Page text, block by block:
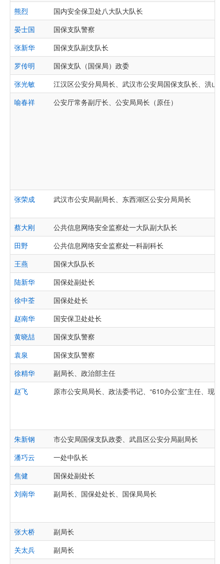
熊烈
国内安全保卫处八大队大队长
晏士国
国保支队警察
张新华
国保支队副支队长
罗传明
国保支队（国保局）政委
张光敏
江汉区公安分局局长、武汉市公安局国保支队长、洪
喻春祥
公安厅常务副厅长、公安局局长（原任）
张荣成 武汉市公安局副局长、东西湖区公安分局局长
蔡大刚
公共信息网络安全监察处一大队副大队长
田野
公共信息网络安全监察处一科副科长
王燕
国保大队队长
陆新华
国保处副处长
徐中荃
国保处处长
赵南华
国安保卫处处长
黄晓喆
国保支队警察
袁泉
国保支队警察
徐精华
副局长、政治部主任
赵飞
原市公安局局长、政法委书记、“610办公室”主任、现
朱新钢
市公安局国保支队政委、武昌区公安分局副局长
潘巧云
一处中队长
焦健
国保处副处长
刘南华
副局长、国保处处长、国保局局长
张大桥
副局长
关太兵
副局长